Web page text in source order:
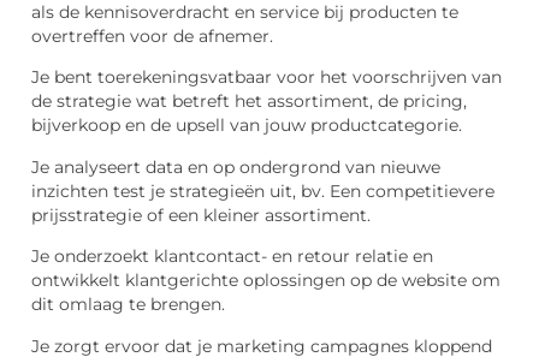
als de kennisoverdracht en service bij producten te
overtreffen voor de afnemer.
Je bent toerekeningsvatbaar voor het voorschrijven van
de strategie wat betreft het assortiment, de pricing,
bijverkoop en de upsell van jouw productcategorie.
Je analyseert data en op ondergrond van nieuwe
inzichten test je strategieën uit, bv. Een competitievere
prijsstrategie of een kleiner assortiment.
Je onderzoekt klantcontact- en retour relatie en
ontwikkelt klantgerichte oplossingen op de website om
dit omlaag te brengen.
Je zorgt ervoor dat je marketing campagnes kloppend